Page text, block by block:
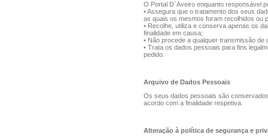
O Portal D`Aveiro enquanto responsável
• Assegura que o tratamento dos seus
as quais os mesmos foram recolhidos ou
• Recolhe, utiliza e conserva apenas os
finalidade em causa;
• Não procede a qualquer transmissão
• Trata os dados pessoais para fins
pedido.
Arquivo de Dados Pessoais
Os seus dados pessoais são
acordo com a finalidade respetiva.
Alteração à política de segurança e